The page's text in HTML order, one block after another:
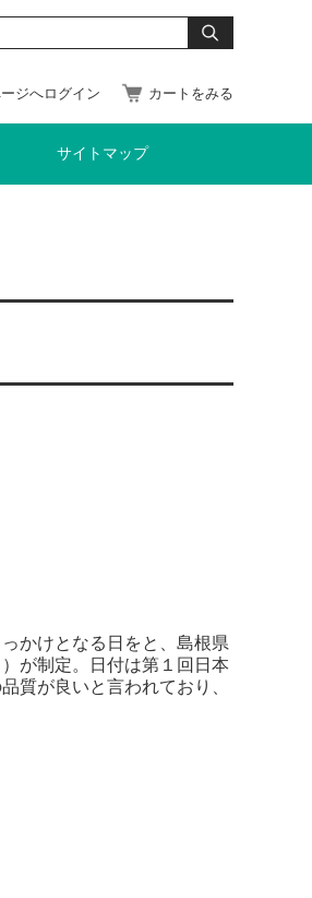
ジへログイン カートをみる
サイトマップ
かけとなる日をと、島根県
が制定。日付は第１回日本
質が良いと言われており、